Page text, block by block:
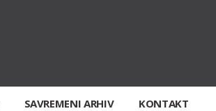
SAVREMENI ARHIV KONTAKT